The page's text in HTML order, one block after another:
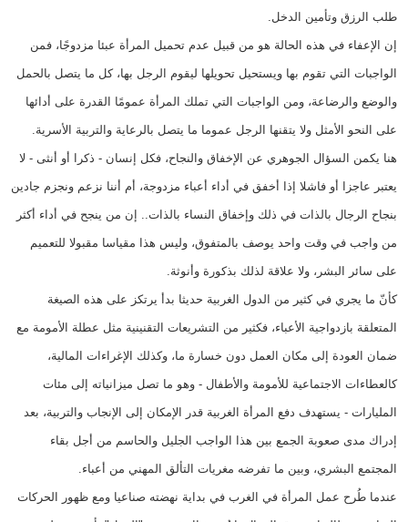
طلب الرزق وتأمين الدخل.
إن الإعفاء في هذه الحالة هو من قبيل عدم تحميل المرأة عبئا مزدوجًا، فمن
الواجبات التي تقوم بها ويستحيل تحويلها ليقوم الرجل بها، كل ما يتصل بالحمل
والوضع والرضاعة، ومن الواجبات التي تملك المرأة عمومًا القدرة على أدائها
على النحو الأمثل ولا يتقنها الرجل عموما ما يتصل بالرعاية والتربية الأسرية.
هنا يكمن السؤال الجوهري عن الإخفاق والنجاح، فكل إنسان - ذكرا أو أنثى - لا
يعتبر عاجزا أو فاشلا إذا أخفق في أداء أعباء مزدوجة، أم أننا نزعم ونجزم جادين
بنجاح الرجال بالذات في ذلك وإخفاق النساء بالذات.. إن من ينجح في أداء أكثر
من واجب في وقت واحد يوصف بالمتفوق، وليس هذا مقياسا مقبولا للتعميم
على سائر البشر، ولا علاقة لذلك بذكورة وأنوثة.
كأنّ ما يجري في كثير من الدول الغربية حديثا بدأ يرتكز على هذه الصيغة
المتعلقة بازدواجية الأعباء، فكثير من التشريعات التقنينية مثل عطلة الأمومة مع
ضمان العودة إلى مكان العمل دون خسارة ما، وكذلك الإغراءات المالية،
كالعطاءات الاجتماعية للأمومة والأطفال - وهو ما تصل ميزانياته إلى مئات
المليارات - يستهدف دفع المرأة الغربية قدر الإمكان إلى الإنجاب والتربية، بعد
إدراك مدى صعوبة الجمع بين هذا الواجب الجليل والحاسم من أجل بقاء
المجتمع البشري، وبين ما تفرضه مغريات التألق المهني من أعباء.
عندما طُرح عمل المرأة في الغرب في بداية نهضته صناعيا ومع ظهور الحركات